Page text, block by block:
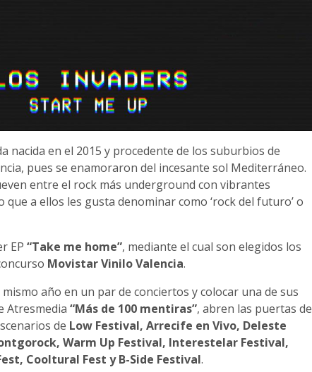
nacida en el 2015 y procedente de los suburbios de
pues se enamoraron del incesante sol Mediterráneo.
entre el rock más underground con vibrantes
que a ellos les gusta denominar como ‘rock del futuroʼ o
EP “Take me home”, mediante el cual son elegidos los
Movistar Vinilo Valencia.
mismo año en un par de conciertos y colocar una de sus
Atresmedia “Más de 100 mentiras”, abren las puertas de
de Low Festival, Arrecife en Vivo, Deleste
Warm Up Festival, Interestelar Festival,
Cooltural Fest y B-Side Festival.